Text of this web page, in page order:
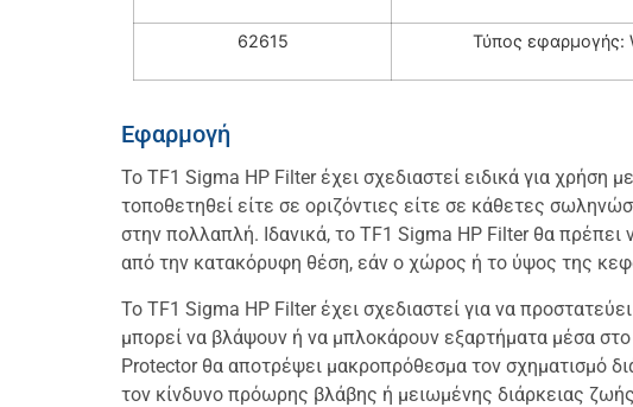
62615 Τύπος εφαρμογής:
Εφαρμογή
Το TF1 Sigma HP Filter έχει σχεδιαστεί ειδικά για
τοποθετηθεί είτε σε οριζόντιες είτε σε κάθετες
στην πολλαπλή. Ιδανικά, το TF1 Sigma HP Filter θα
από την κατακόρυφη θέση, εάν ο χώρος ή το ύψος της
Το TF1 Sigma HP Filter έχει σχεδιαστεί για να
μπορεί να βλάψουν ή να μπλοκάρουν εξαρτήματα μέσα
Protector θα αποτρέψει μακροπρόθεσμα τον σχηματισμό
τον κίνδυνο πρόωρης βλάβης ή μειωμένης διάρκειας